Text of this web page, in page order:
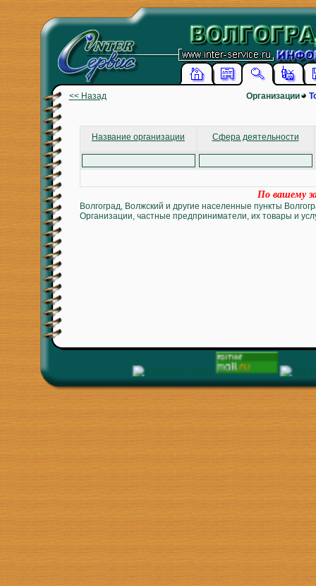
<< Назад Организации
Название организации Сфера деятельности
По вашему
Волгоград, Волжский и другие населенные пункты
Организации, частные предприниматели, их товары и